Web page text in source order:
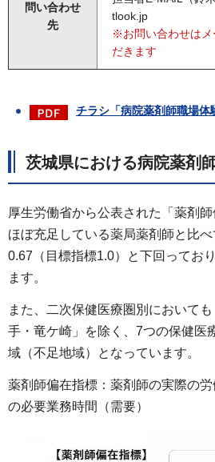
問い合わせ
先
tlook.jp
※お問い合わせはメ
だきます
チラシ「病院薬剤師職場体
茨城県における病院薬剤
厚生労働省から公表された「薬剤師
ほぼ充足している薬局薬剤師と比
0.67（目標指標1.0）と下回ってお
ます。
また、二次保健医療圏別において
手・竜ケ崎」を除く、7つの保健医
域（不足地域）となっています。
薬剤師偏在指標：薬剤師の実際の
の必要業務時間（需要）